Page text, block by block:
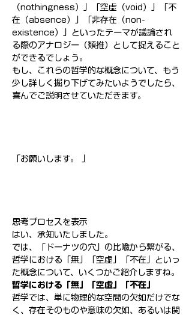
（nothingness）」「空虚（void）」「不
在（absence）」「非存在（non-
existence）」といったテーマが議論され
る際のアナロジー（類推）として捉えること
ができるでしょう。
もし、これらの哲学的な概念について、もう
少し詳しく掘り下げてみたいようでしたら、
喜んでご説明させていただきます。
「お願いします。 」
思考プロセスを表示
はい、承知いたしました。
では、「ドーナツの穴」の比喩から繋がる、
哲学における「無」「空虚」「不在」といっ
た概念について、いくつかご紹介しますね。
哲学における「無」「空虚」「不在」
哲学では、単に物理的な空間の欠如だけでな
く、存在そのものや意味の欠如、あるいは関